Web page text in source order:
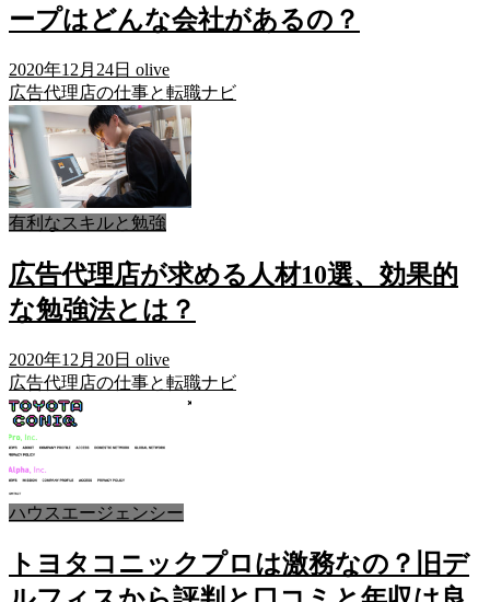
ープはどんな会社があるの？
2020年12月24日 olive
広告代理店の仕事と転職ナビ
有利なスキルと勉強
広告代理店が求める人材10選、効果的
な勉強法とは？
2020年12月20日 olive
広告代理店の仕事と転職ナビ
ハウスエージェンシー
トヨタコニックプロは激務なの？旧デ